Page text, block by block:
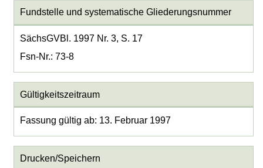
Fundstelle und systematische Gliederungsnummer
SächsGVBl. 1997 Nr. 3, S. 17
Fsn-Nr.: 73-8
Gültigkeitszeitraum
Fassung gültig ab: 13. Februar 1997
Drucken/Speichern